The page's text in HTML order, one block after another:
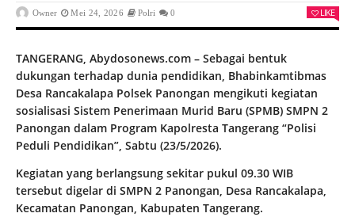
Owner Mei 24, 2026 Polri 0 LIKE
TANGERANG, Abydosonews.com – Sebagai bentuk
dukungan terhadap dunia pendidikan, Bhabinkamtibmas
Desa Rancakalapa Polsek Panongan mengikuti kegiatan
sosialisasi Sistem Penerimaan Murid Baru (SPMB) SMPN 2
Panongan dalam Program Kapolresta Tangerang “Polisi
Peduli Pendidikan”, Sabtu (23/5/2026).
Kegiatan yang berlangsung sekitar pukul 09.30 WIB
tersebut digelar di SMPN 2 Panongan, Desa Rancakalapa,
Kecamatan Panongan, Kabupaten Tangerang.